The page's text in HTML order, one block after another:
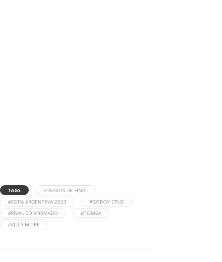
TAGS
#16AVOS DE FINAL
#COPA ARGENTINA 2023
#GODOY CRUZ
#RIVAL CONFIRMADO
#TOMBA
#VILLA MITRE